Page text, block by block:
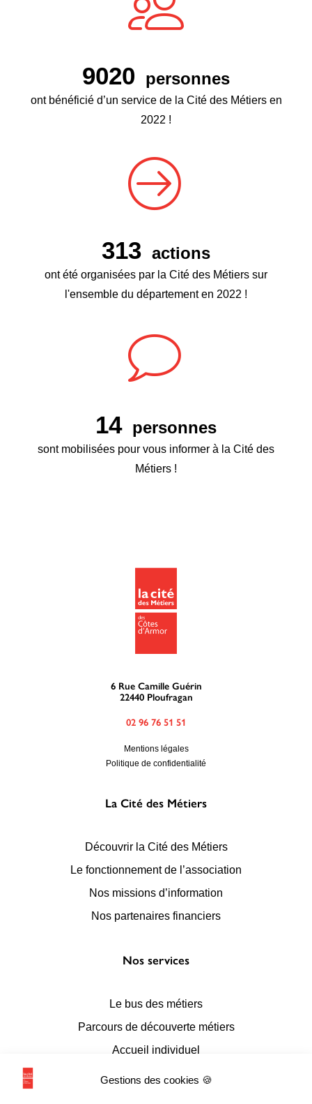
Gestions des cookies 🍪
9020 personnes
ont bénéficié d’un service de la Cité des Métiers en
2022 !
313 actions
ont été organisées par la Cité des Métiers sur
l'ensemble du département en 2022 !
14 personnes
sont mobilisées pour vous informer à la Cité des
Métiers !
6 Rue Camille Guérin
22440 Ploufragan
02 96 76 51 51
Mentions légales
Politique de confidentialité
La Cité des Métiers
Découvrir la Cité des Métiers
Le fonctionnement de l’association
Nos missions d’information
Nos partenaires financiers
Nos services
Le bus des métiers
Parcours de découverte métiers
Accueil individuel
Accueil en conseil numérique